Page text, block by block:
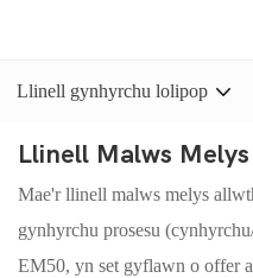
Llinell gynhyrchu lolipop
Llinell Malws
Mae'r llinell malws melys
gynhyrchu prosesu
EM50, yn set gyflawn o offer